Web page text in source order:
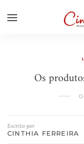
Os
Escrito por
CINTHIA FERREIRA